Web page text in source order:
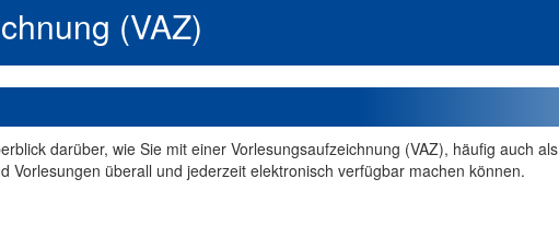
(VAZ)
darüber, wie Sie mit einer Vorlesungsaufzeichnung (VAZ), häufig auch als
Vorlesungen überall und jederzeit elektronisch verfügbar machen können.